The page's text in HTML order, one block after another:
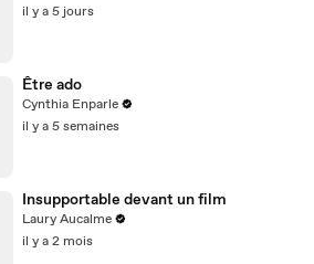
il y a 5 jours
Être ado
Cynthia Enparle
il y a 5 semaines
Insupportable devant un film
Laury Aucalme
il y a 2 mois